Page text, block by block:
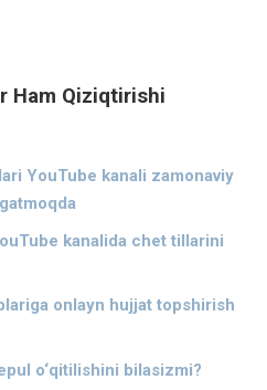
Ham Qiziqtirishi
YouTube kanali zamonaviy
kanalida chet tillarini
onlayn hujjat topshirish
o‘qitilishini bilasizmi?